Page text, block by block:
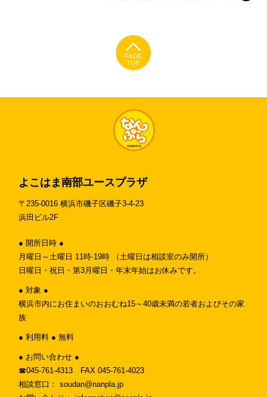
よこはま南部ユースプラザ
〒235-0016 横浜市磯子区磯子3-4-23
浜田ビル2F
● 開所日時 ●
月曜日～土曜日 11時-19時 （土曜日は相談室のみ開所）
日曜日・祝日・第3月曜日・年末年始はお休みです。
● 対象 ●
横浜市内にお住まいのおおむね15～40歳未満の若者およびその家
族
● 利用料 ● 無料
● お問い合わせ ●
☎︎045-761-4313 FAX 045-761-4023
相談窓口： soudan@nanpla.jp